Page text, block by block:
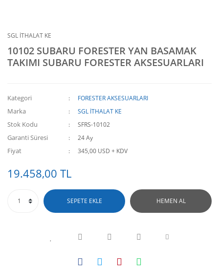
SGL İTHALAT KE
10102 SUBARU FORESTER YAN BASAMAK
TAKIMI SUBARU FORESTER AKSESUARLARI
Kategori FORESTER AKSESUARLARI
Marka SGL İTHALAT KE
Stok Kodu SFRS-10102
Garanti Süresi 24 Ay
Fiyat 345,00 USD + KDV
19.458,00 TL
SEPETE EKLE HEMEN AL